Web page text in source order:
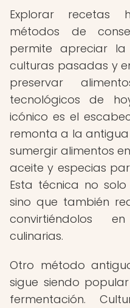
Explorar recetas
métodos de
permite apreciar
culturas pasadas y
preservar
tecnológicos de
icónico es el
remonta a la antigua
sumergir alimentos
aceite y especias
Esta técnica no
sino que también
convirtiéndolos
culinarias.
Otro método
sigue siendo
fermentación.